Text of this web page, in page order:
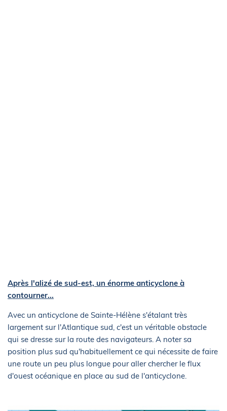
Après l'alizé de sud-est, un énorme anticyclone à
contourner...
Avec un anticyclone de Sainte-Hélène s'étalant très
largement sur l'Atlantique sud, c'est un véritable obstacle
qui se dresse sur la route des navigateurs. A noter sa
position plus sud qu'habituellement ce qui nécessite de faire
une route un peu plus longue pour aller chercher le flux
d'ouest océanique en place au sud de l'anticyclone.